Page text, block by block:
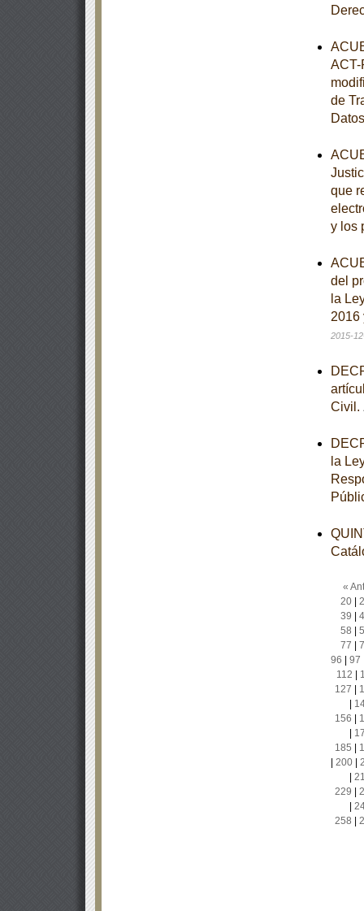
ACT-
de
que
y los
del
la
2016
2015-
Civil.
la
«
20|
39
58
77
96
97
112
127
156
185
200|
229
258